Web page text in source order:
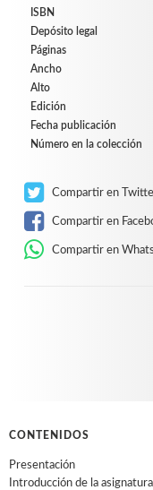
ISBN
Depósito legal
Páginas
Ancho
Alto
Edición
Fecha publicación
Número en la colección
Compartir en
Compartir en
Compartir en
CONTENIDOS
Presentación
Introducción de la asignatura